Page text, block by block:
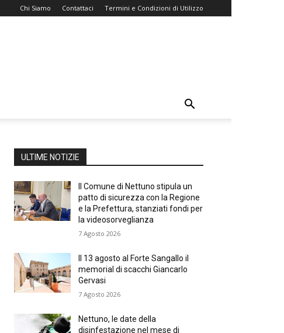
Chi Siamo Contattaci Termini e Condizioni di Utilizzo
ULTIME NOTIZIE
Il Comune di Nettuno stipula un
patto di sicurezza con la Regione
e la Prefettura, stanziati fondi per
la videosorveglianza
7 Agosto 2026
Il 13 agosto al Forte Sangallo il
memorial di scacchi Giancarlo
Gervasi
7 Agosto 2026
Nettuno, le date della
disinfestazione nel mese di